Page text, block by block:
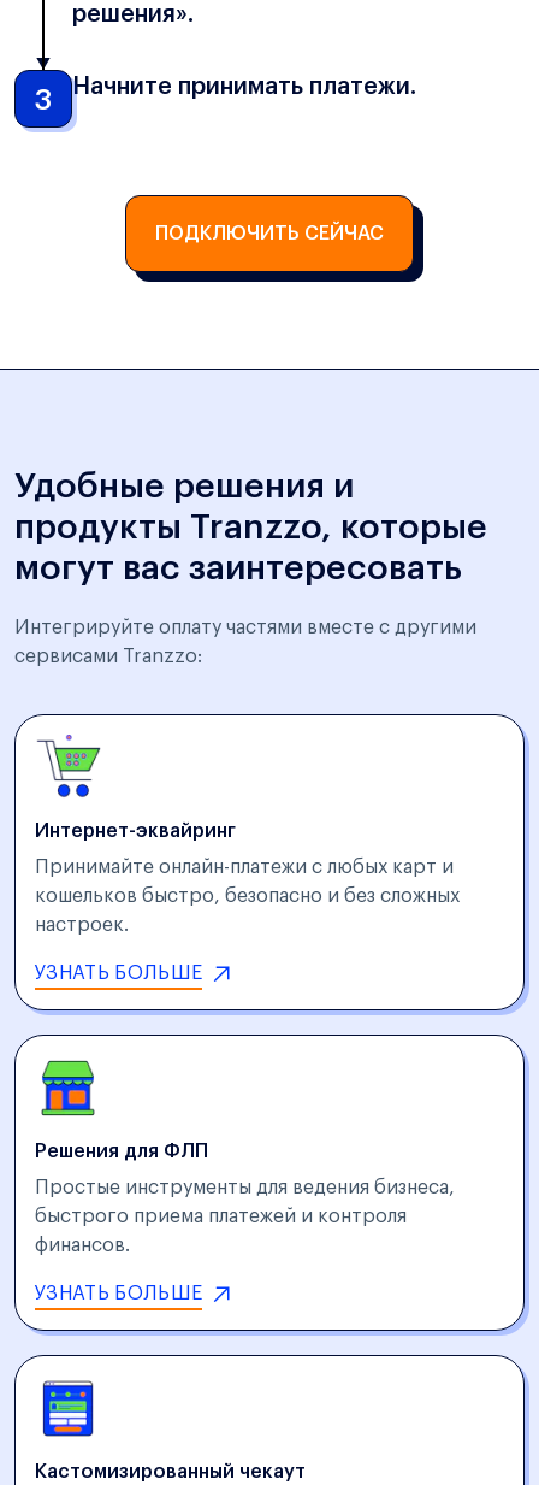
решения».
3 Начните принимать платежи.
ПОДКЛЮЧИТЬ СЕЙЧАС
Удобные решения и
продукты Tranzzo, которые
могут вас заинтересовать
Интегрируйте оплату частями вместе с другими
сервисами Tranzzo:
Интернет-эквайринг
Принимайте онлайн-платежи с любых карт и
кошельков быстро, безопасно и без сложных
настроек.
УЗНАТЬ БОЛЬШЕ
Решения для ФЛП
Простые инструменты для ведения бизнеса,
быстрого приема платежей и контроля
финансов.
УЗНАТЬ БОЛЬШЕ
Кастомизированный чекаут